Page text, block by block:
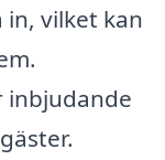
vilket kan
inbjudande